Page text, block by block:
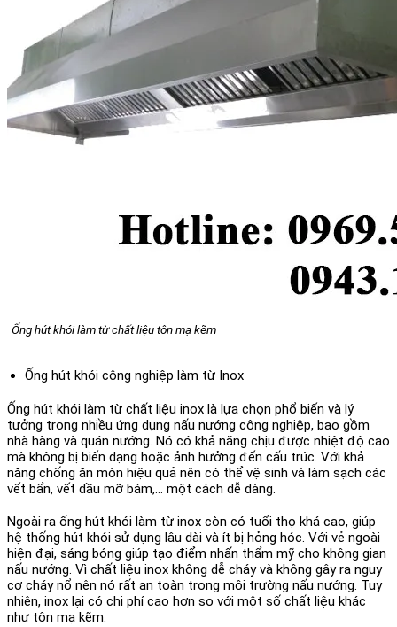
Ống hút khói làm từ chất liệu tôn mạ kẽm
Ống hút khói công nghiệp làm từ Inox
Ống hút khói làm từ chất liệu inox là lựa chọn phổ biến và lý
tưởng trong nhiều ứng dụng nấu nướng công nghiệp, bao gồm
nhà hàng và quán nướng. Nó có khả năng chịu được nhiệt độ cao
mà không bị biến dạng hoặc ảnh hưởng đến cấu trúc. Với khả
năng chống ăn mòn hiệu quả nên có thể vệ sinh và làm sạch các
vết bẩn, vết dầu mỡ bám,… một cách dễ dàng.
Ngoài ra ống hút khói làm từ inox còn có tuổi thọ khá cao, giúp
hệ thống hút khói sử dụng lâu dài và ít bị hỏng hóc. Với vẻ ngoài
hiện đại, sáng bóng giúp tạo điểm nhấn thẩm mỹ cho không gian
nấu nướng. Vì chất liệu inox không dễ cháy và không gây ra nguy
cơ cháy nổ nên nó rất an toàn trong môi trường nấu nướng. Tuy
nhiên, inox lại có chi phí cao hơn so với một số chất liệu khác
như tôn mạ kẽm.